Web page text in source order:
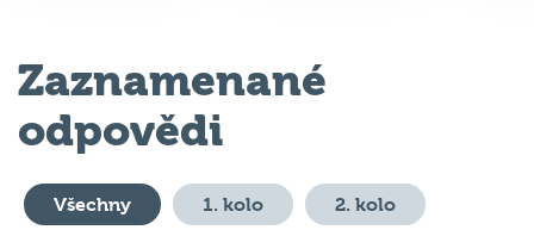
Zaznamenané
odpovědi
Všechny 1. kolo 2. kolo